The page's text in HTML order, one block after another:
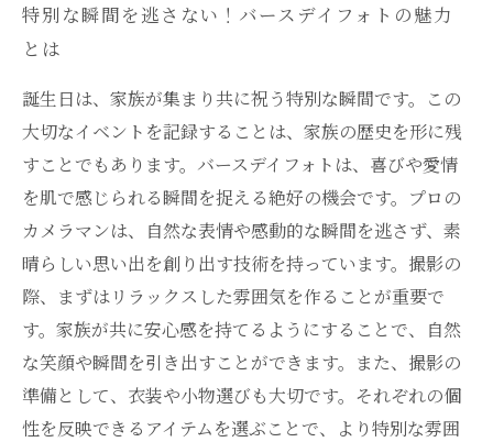
思い出を形に残す：バースデイフォトの重要性
愛と記憶を永遠に：家族の絆を深めるバースデ
イフォト
特別な瞬間を逃さない！バースデイフォトの魅力
とは
誕生日は、家族が集まり共に祝う特別な瞬間です。この
大切なイベントを記録することは、家族の歴史を形に残
すことでもあります。バースデイフォトは、喜びや愛情
を肌で感じられる瞬間を捉える絶好の機会です。プロの
カメラマンは、自然な表情や感動的な瞬間を逃さず、素
晴らしい思い出を創り出す技術を持っています。撮影の
際、まずはリラックスした雰囲気を作ることが重要で
す。家族が共に安心感を持てるようにすることで、自然
な笑顔や瞬間を引き出すことができます。また、撮影の
準備として、衣装や小物選びも大切です。それぞれの個
性を反映できるアイテムを選ぶことで、より特別な雰囲